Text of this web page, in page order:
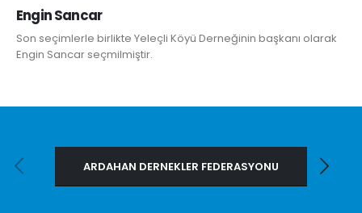
Engin Sancar
Son seçimlerle birlikte Yeleçli Köyü Derneğinin başkanı olarak
Engin Sancar seçmilmiştir.
ARDAHAN DERNEKLER FEDERASYONU